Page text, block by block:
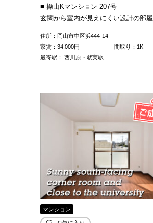
■ 操山Kマンション 207号
玄関から室内が見えにくい設計の部屋
住所：岡山市中区浜444-14
家賃： 34,000円
間取り：1K
最寄駅： 西川原・就実駅
マンション